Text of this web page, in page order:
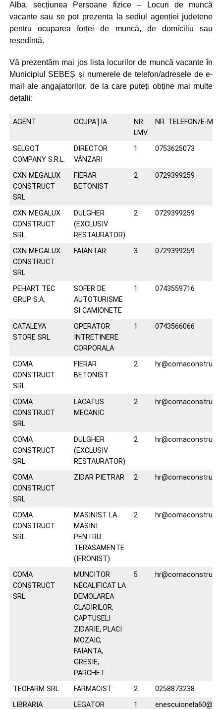
Alba, secțiunea Persoane fizice – Locuri de muncă
vacante sau se pot prezenta la sediul agenției judetene
pentru ocuparea forței de muncă, de domiciliu sau
resedintă.
Vă prezentăm mai jos lista locurilor de muncă vacante în
Municipiul SEBEȘ și numerele de telefon/adresele de e-
mail ale angajatorilor, de la care puteți obține mai multe
detalii:
AGENT OCUPAŢIA
NR.
LMV
NR. TELEFON/E-
SELGOT
COMPANY S.R.L.
DIRECTOR
VÂNZARI
1 0753625073
CXN MEGALUX
CONSTRUCT
SRL
FIERAR
BETONIST
2 0729399259
CXN MEGALUX
CONSTRUCT
SRL
DULGHER
(EXCLUSIV
RESTAURATOR)
2 0729399259
CXN MEGALUX
CONSTRUCT
SRL
FAIANTAR 3 0729399259
PEHART TEC
GRUP S.A.
SOFER DE
AUTOTURISME
SI CAMIONETE
1 0743559716
CATALEYA
STORE SRL
OPERATOR
INTRETINERE
CORPORALA
1 0743566066
COMA
CONSTRUCT
SRL
FIERAR
BETONIST
2
COMA
CONSTRUCT
SRL
LACATUS
MECANIC
2
COMA
CONSTRUCT
SRL
DULGHER
(EXCLUSIV
RESTAURATOR)
2
COMA
CONSTRUCT
SRL
ZIDAR PIETRAR 2
COMA
CONSTRUCT
SRL
MASINIST LA
MASINI
PENTRU
TERASAMENTE
(IFRONIST)
2
COMA
CONSTRUCT
SRL
MUNCITOR
NECALIFICAT LA
DEMOLAREA
CLADIRILOR,
CAPTUSELI
ZIDARIE, PLACI
MOZAIC,
FAIANTA,
GRESIE,
PARCHET
5
TEOFARM SRL FARMACIST 2
0258873238
LIBRARIA
LEGATOR 1